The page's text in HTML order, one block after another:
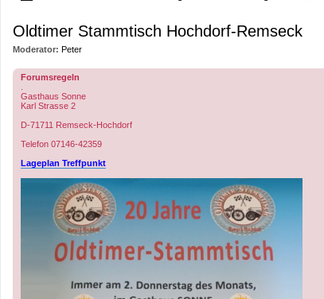
Oldtimer Stammtisch Hochdorf-Remseck
Moderator: Peter
Forumsregeln
Gasthaus Sonne
Karl Strasse 2
D-71711 Remseck-Hochdorf
Telefon 07146-42359
Lageplan Treffpunkt